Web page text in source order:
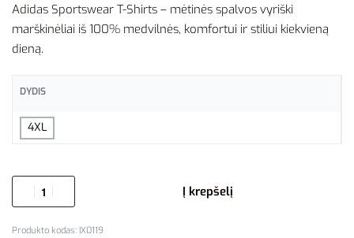
Adidas Sportswear T-Shirts – mėtinės spalvos vyriški
marškinėliai iš 100% medvilnės, komfortui ir stiliui kiekvieną
dieną.
DYDIS
4XL
Į krepšelį
IX0119